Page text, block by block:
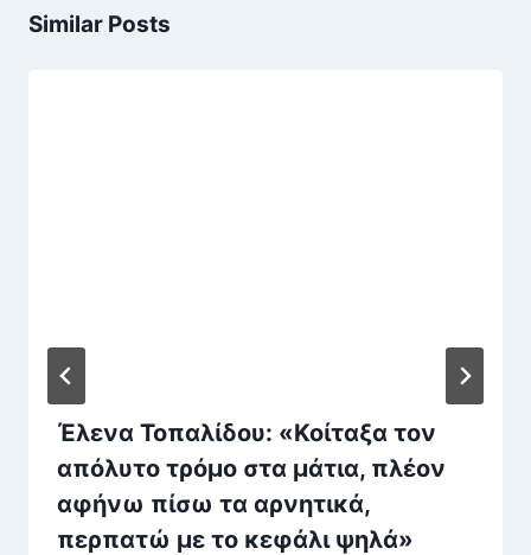
Similar Posts
Έλενα Τοπαλίδου: «Κοίταξα τον
απόλυτο τρόμο στα μάτια, πλέον
αφήνω πίσω τα αρνητικά,
περπατώ με το κεφάλι ψηλά»